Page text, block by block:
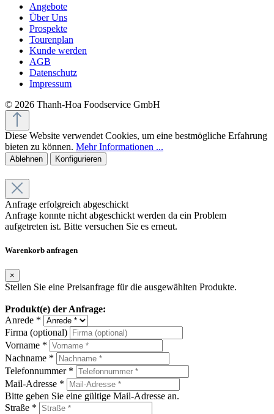
Angebote
Über Uns
Prospekte
Tourenplan
Kunde werden
AGB
Datenschutz
Impressum
© 2026 Thanh-Hoa Foodservice GmbH
Diese Website verwendet Cookies, um eine bestmögliche Erfahrung
bieten zu können. Mehr Informationen ...
Ablehnen Konfigurieren
Anfrage erfolgreich abgeschickt
Anfrage konnte nicht abgeschickt werden da ein Problem
aufgetreten ist. Bitte versuchen Sie es erneut.
Warenkorb anfragen
×
Stellen Sie eine Preisanfrage für die ausgewählten Produkte.
Produkt(e) der Anfrage:
Anrede *
Firma (optional)
Vorname *
Nachname *
Telefonnummer *
Mail-Adresse *
Bitte geben Sie eine gültige Mail-Adresse an.
Straße *